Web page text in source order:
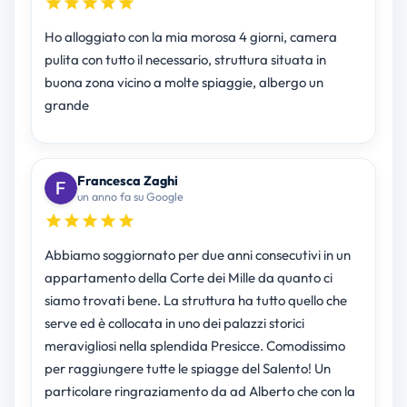
Ho alloggiato con la mia morosa 4 giorni, camera
pulita con tutto il necessario, struttura situata in
buona zona vicino a molte spiaggie, albergo un
grande
Francesca Zaghi
un anno fa su Google
Abbiamo soggiornato per due anni consecutivi in un
appartamento della Corte dei Mille da quanto ci
siamo trovati bene. La struttura ha tutto quello che
serve ed è collocata in uno dei palazzi storici
meravigliosi nella splendida Presicce. Comodissimo
per raggiungere tutte le spiagge del Salento! Un
particolare ringraziamento da ad Alberto che con la